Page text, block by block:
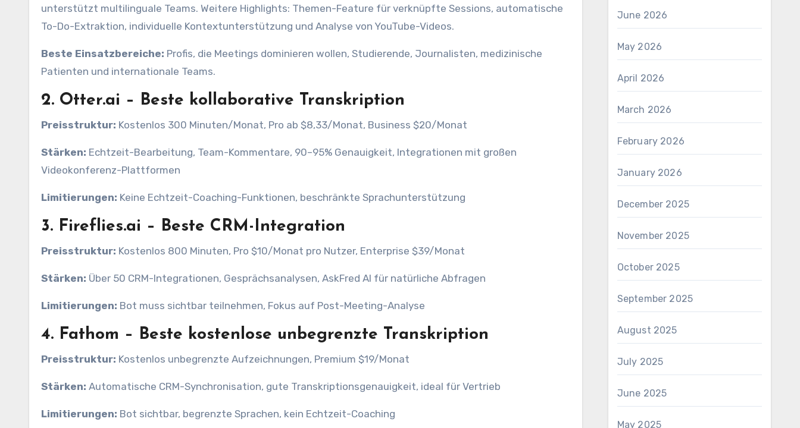
unterstützt multilinguale Teams. Weitere Highlights: Themen-Feature für verknüpfte Sessions, automatische
To-Do-Extraktion, individuelle Kontextunterstützung und Analyse von YouTube-Videos.
Beste Einsatzbereiche: Profis, die Meetings dominieren wollen, Studierende, Journalisten, medizinische
Patienten und internationale Teams.
2. Otter.ai – Beste kollaborative Transkription
Preisstruktur: Kostenlos 300 Minuten/Monat, Pro ab $8,33/Monat, Business $20/Monat
Stärken: Echtzeit-Bearbeitung, Team-Kommentare, 90–95% Genauigkeit, Integrationen mit großen
Videokonferenz-Plattformen
Limitierungen: Keine Echtzeit-Coaching-Funktionen, beschränkte Sprachunterstützung
3. Fireflies.ai – Beste CRM-Integration
Preisstruktur: Kostenlos 800 Minuten, Pro $10/Monat pro Nutzer, Enterprise $39/Monat
Stärken: Über 50 CRM-Integrationen, Gesprächsanalysen, AskFred AI für natürliche Abfragen
Limitierungen: Bot muss sichtbar teilnehmen, Fokus auf Post-Meeting-Analyse
4. Fathom – Beste kostenlose unbegrenzte Transkription
Preisstruktur: Kostenlos unbegrenzte Aufzeichnungen, Premium $19/Monat
Stärken: Automatische CRM-Synchronisation, gute Transkriptionsgenauigkeit, ideal für Vertrieb
Limitierungen: Bot sichtbar, begrenzte Sprachen, kein Echtzeit-Coaching
June 2026
May 2026
April 2026
March 2026
February 2026
January 2026
December 2025
November 2025
October 2025
September 2025
August 2025
July 2025
June 2025
May 2025